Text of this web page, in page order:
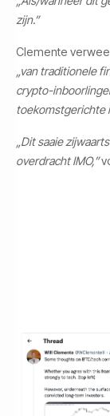
zijn.”
Clemente
„van traditionele
crypto-
toekomstgerichte
„Dit saaie
overdracht IMO,”